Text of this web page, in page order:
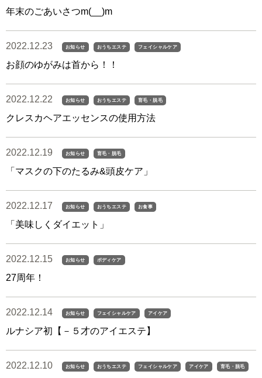
年末のごあいさつm(__)m
2022.12.23 お知らせ おうちエステ フェイシャルケア
お顔のゆがみは首から！！
2022.12.22 お知らせ おうちエステ 育毛・脱毛
クレスカヘアエッセンスの使用方法
2022.12.19 お知らせ 育毛・脱毛
「マスクの下のたるみ&頭皮ケア」
2022.12.17 お知らせ おうちエステ お食事
「美味しくダイエット」
2022.12.15 お知らせ ボディケア
27周年！
2022.12.14 お知らせ フェイシャルケア アイケア
ルナシア初【－５才のアイエステ】
2022.12.10 お知らせ おうちエステ フェイシャルケア アイケア 育毛・脱毛